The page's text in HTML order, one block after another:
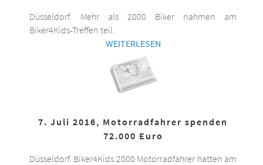
Düsseldorf. Mehr als 2000 Biker nahmen am
Biker4Kids-Treffen teil.
WEITERLESEN
7. Juli 2016, Motorradfahrer spenden
72.000 Euro
Düsseldorf. Biker4Kids 2000 Motorradfahrer hatten am